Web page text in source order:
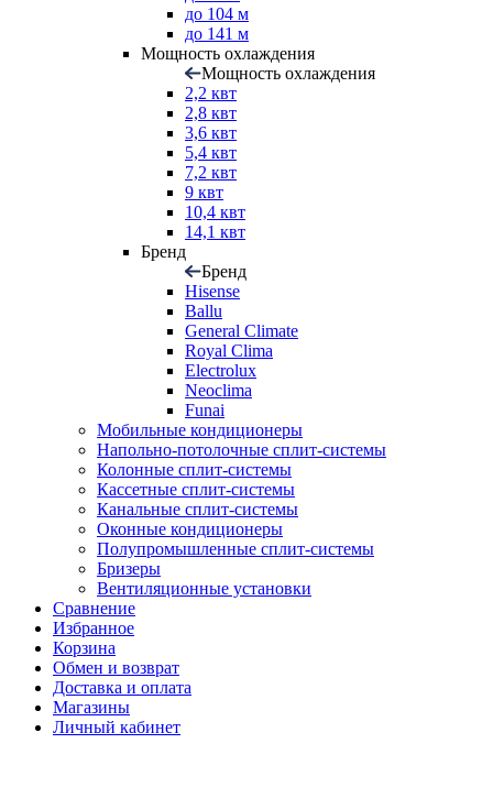
до 104 м
до 141 м
Мощность охлаждения
Мощность охлаждения
2,2 квт
2,8 квт
3,6 квт
5,4 квт
7,2 квт
9 квт
10,4 квт
14,1 квт
Бренд
Бренд
Hisense
Ballu
General Climate
Royal Clima
Electrolux
Neoclima
Funai
Мобильные кондиционеры
Напольно-потолоч​ные ​сплит-системы
Колонные ​​сплит-системы
Кассетные сплит-системы
Канальные сплит-системы
Оконные кондиционеры
Полупромышленные сплит-системы
Бризеры
Вентиляционные установки
Сравнение
Избранное
Корзина
Обмен и возврат
Доставка и оплата
Магазины
Личный кабинет